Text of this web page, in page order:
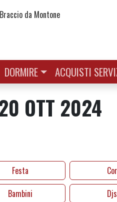
DORMIRE ACQUISTI
OTT 2024
Festa
Bambini